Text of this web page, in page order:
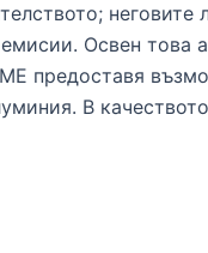
неговите
Освен това
предоставя
В